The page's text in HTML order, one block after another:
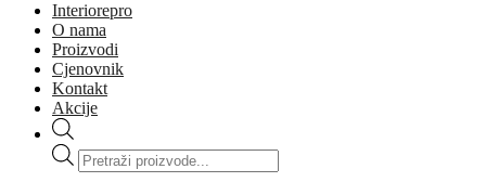
Interiorepro
O nama
Proizvodi
Cjenovnik
Kontakt
Akcije
Products
search